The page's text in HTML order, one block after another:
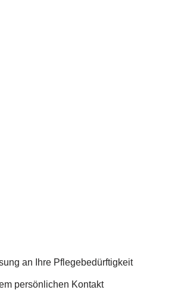
an Ihre Pflegebedürftigkeit
persönlichen Kontakt